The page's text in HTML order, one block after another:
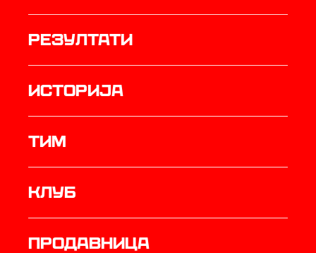
резултати
историја
ТИМ
Клуб
продавница